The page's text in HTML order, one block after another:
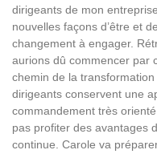
dirigeants de mon
nouvelles façons d’être et
changement à engager.
aurions dû commencer par
chemin de la transformation
dirigeants conservent une
commandement très
pas profiter des avantages
continue. Carole va